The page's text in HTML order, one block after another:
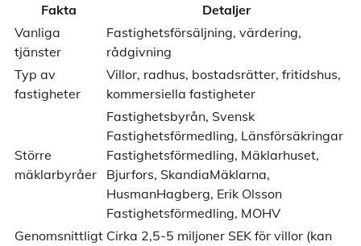
Fakta
Detaljer
Vanliga
tjänster
Fastighetsförsäljning, värdering,
rådgivning
Typ av
fastigheter
Villor, radhus, bostadsrätter, fritidshus,
kommersiella fastigheter
Större
mäklarbyråer
Fastighetsbyrån, Svensk
Fastighetsförmedling, Länsförsäkringar
Fastighetsförmedling, Mäklarhuset,
Bjurfors, SkandiaMäklarna,
HusmanHagberg, Erik Olsson
Fastighetsförmedling, MOHV
Genomsnittligt Cirka 2,5-5 miljoner SEK för villor (kan